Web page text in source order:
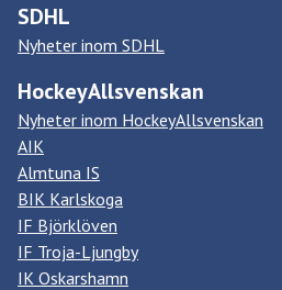
SDHL
Nyheter inom SDHL
HockeyAllsvenskan
Nyheter inom HockeyAllsvenskan
AIK
Almtuna IS
BIK Karlskoga
IF Björklöven
IF Troja-Ljungby
IK Oskarshamn